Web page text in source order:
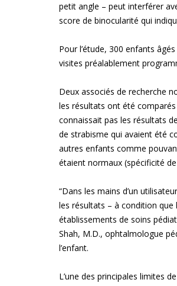
petit angle – peut interférer
score de binocularité qui
Pour l’étude, 300 enfants
visites préalablement
Deux associés de recherche
les résultats ont été
connaissait pas les résultats
de strabisme qui avaient été
autres enfants comme
étaient normaux (spécificité
“Dans les mains d’un
les résultats – à condition
établissements de soins
Shah, M.D., ophtalmologue
l’enfant.
L’une des principales limites